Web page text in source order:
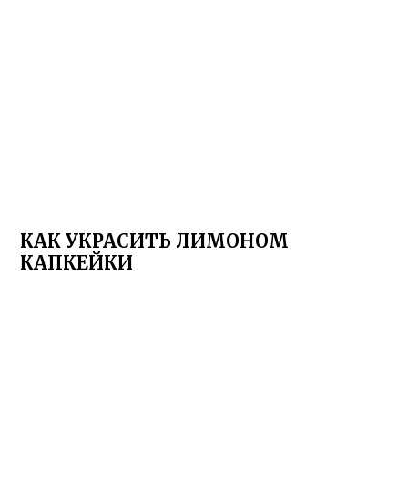
КАК УКРАСИТЬ ЛИМОНОМ
КАПКЕЙКИ